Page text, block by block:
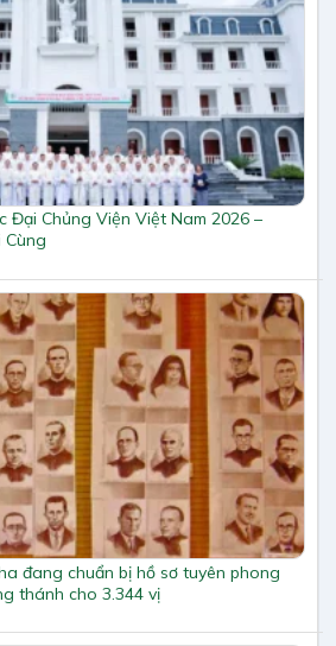
Đại Chủng Viện Việt Nam 2026 –
Cùng
đang chuẩn bị hồ sơ tuyên phong
thánh cho 3.344 vị